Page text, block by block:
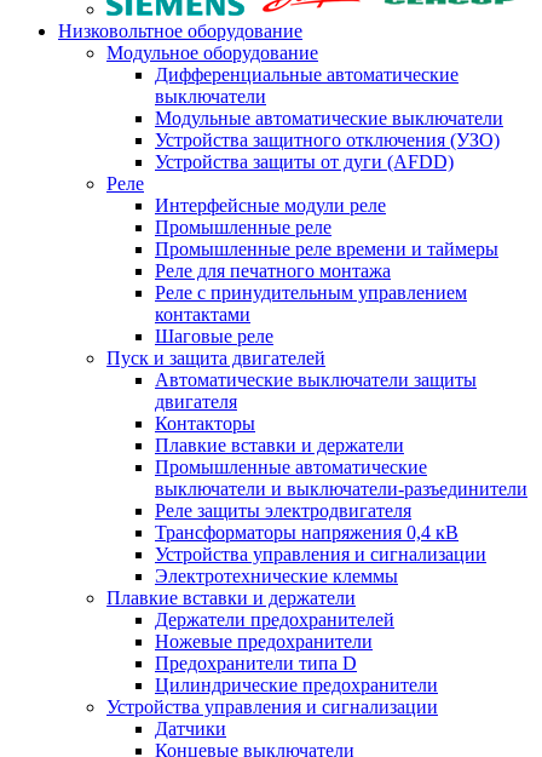
Низковольтное оборудование
Модульное оборудование
Дифференциальные автоматические
выключатели
Модульные автоматические выключатели
Устройства защитного отключения (УЗО)
Устройства защиты от дуги (AFDD)
Реле
Интерфейсные модули реле
Промышленные реле
Промышленные реле времени и таймеры
Реле для печатного монтажа
Реле с принудительным управлением
контактами
Шаговые реле
Пуск и защита двигателей
Автоматические выключатели защиты
двигателя
Контакторы
Плавкие вставки и держатели
Промышленные автоматические
выключатели и выключатели-разъединители
Реле защиты электродвигателя
Трансформаторы напряжения 0,4 кВ
Устройства управления и сигнализации
Электротехнические клеммы
Плавкие вставки и держатели
Держатели предохранителей
Ножевые предохранители
Предохранители типа D
Цилиндрические предохранители
Устройства управления и сигнализации
Датчики
Концевые выключатели